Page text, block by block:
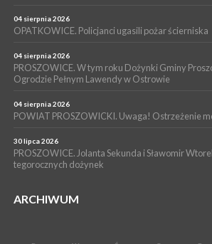
14 lipca 2026
PROSZOWICE. 26 lipca odbędzie się XII
WYDARZENIA
13 lipca 2026
Szpitalu im. Ojca Rafała z Proszowic już
04 sierpnia 2026
OPATKOWICE. Policjanci ugasili pożar ścierniska
04 sierpnia 2026
PROSZOWICE. W tym roku Dożynki Gminy
Ogrodzie Pełnym Lawendy w Ostrowie
04 sierpnia 2026
POWIAT PROSZOWICKI. Uwaga! Ostrzeżenie
30 lipca 2026
PROSZOWICE. Jolanta Sekunda i Sławomir
tegorocznych dożynek
ARCHIWUM